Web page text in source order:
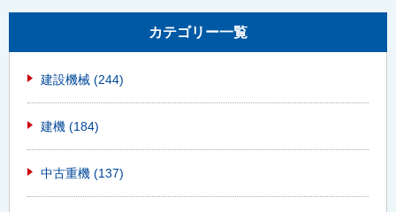
カテゴリー一覧
建設機械 (244)
建機 (184)
中古重機 (137)